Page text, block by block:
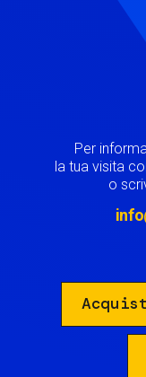
Per
la tua visita
o